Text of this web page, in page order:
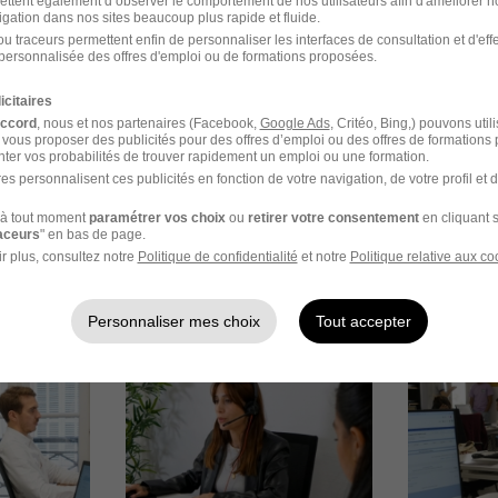
en images
dans nos sites beaucoup plus rapide et fluide.
traceurs permettent enfin de personnaliser les interfaces de consultation et
des offres d'emploi ou de formations proposées.
, nous et nos partenaires (Facebook, Google Ads, Critéo, Bing,) pouvons
proposer des publicités pour des offres d’emploi ou des offres de formations
vos probabilités de trouver rapidement un emploi ou une formation.
personnalisent ces publicités en fonction de votre navigation, de votre profil et
tout moment paramétrer vos choix ou retirer votre consentementen cliquant
" en bas de page.
plus, consultez notre Politique de confidentialité et notre Politique relative aux
Personnaliser mes choix Tout accepter